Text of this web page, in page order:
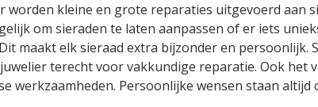
worden kleine en grote reparaties uitgevoerd aan
om sieraden te laten aanpassen of er iets
maakt elk sieraad extra bijzonder en persoonlijk.
terecht voor vakkundige reparatie. Ook het
Persoonlijke wensen staan altijd